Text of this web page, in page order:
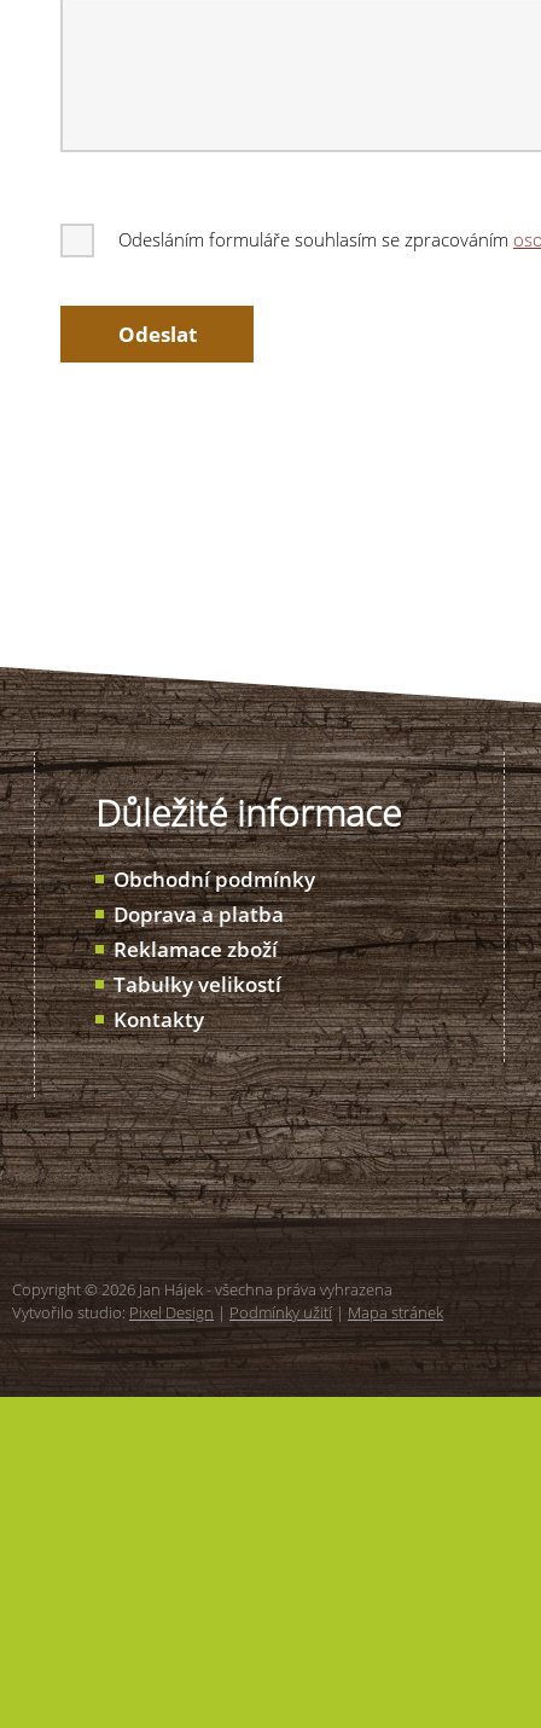
Odesláním formuláře souhlasím se zpracováním
Důležité informace
Obchodní podmínky
Doprava a platba
Reklamace zboží
Tabulky velikostí
Kontakty
Copyright © 2026 Jan Hájek - všechna práva vyhrazena
Vytvořilo studio: Pixel Design | Podmínky užití | Mapa stránek